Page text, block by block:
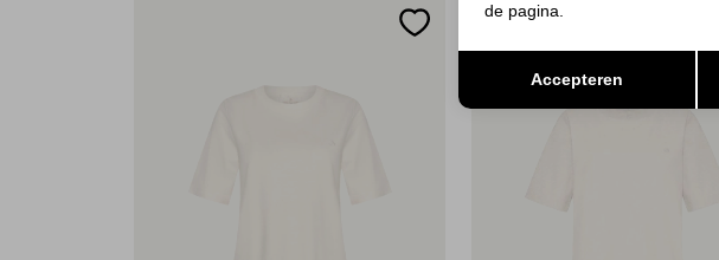
de pagina.
Accepteren